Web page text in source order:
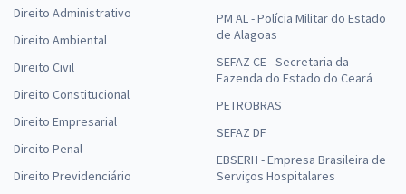
Direito Administrativo
Direito Ambiental
Direito Civil
Direito Constitucional
Direito Empresarial
Direito Penal
Direito Previdenciário
PM AL - Polícia Militar do Estado
de Alagoas
SEFAZ CE - Secretaria da
Fazenda do Estado do Ceará
PETROBRAS
SEFAZ DF
EBSERH - Empresa Brasileira de
Serviços Hospitalares